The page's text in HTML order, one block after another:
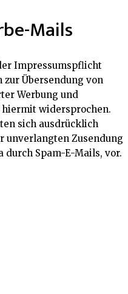
Mails
Impressumspflicht
Übersendung von
Werbung und
widersprochen.
sich ausdrücklich
unverlangten Zusendung
Spam-E-Mails, vor.